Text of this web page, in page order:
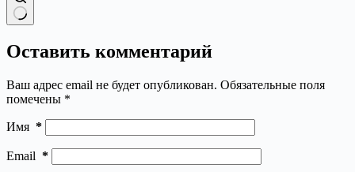
результатов
Оставить комментарий
Ваш адрес email не будет опубликован. Обязательные поля
помечены *
Имя *
Email *